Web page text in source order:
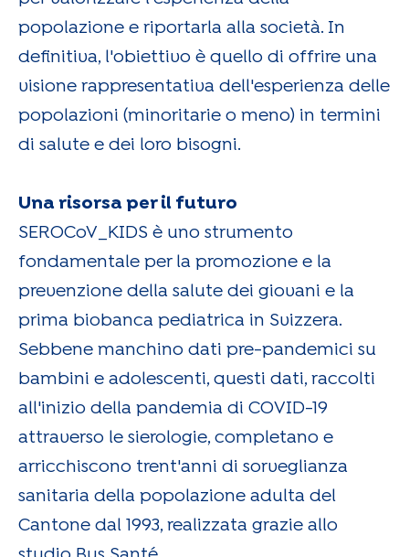
popolazione e riportarla alla società. In
definitiva, l'obiettivo è quello di offrire una
visione rappresentativa dell'esperienza delle
popolazioni (minoritarie o meno) in termini
di salute e dei loro bisogni.
Una risorsa per il futuro
SEROCoV_KIDS è uno strumento
fondamentale per la promozione e la
prevenzione della salute dei giovani e la
prima biobanca pediatrica in Svizzera.
Sebbene manchino dati pre-pandemici su
bambini e adolescenti, questi dati, raccolti
all'inizio della pandemia di COVID-19
attraverso le sierologie, completano e
arricchiscono trent'anni di sorveglianza
sanitaria della popolazione adulta del
Cantone dal 1993, realizzata grazie allo